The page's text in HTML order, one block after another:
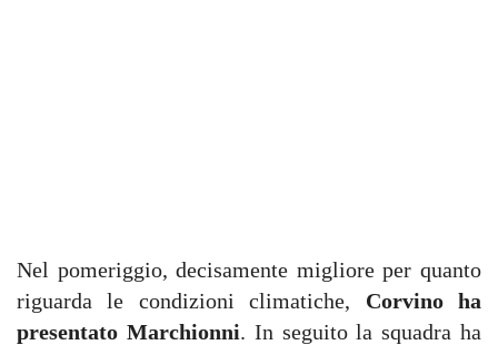
Nel pomeriggio, decisamente migliore per quanto
riguarda le condizioni climatiche, Corvino ha
presentato Marchionni. In seguito la squadra ha